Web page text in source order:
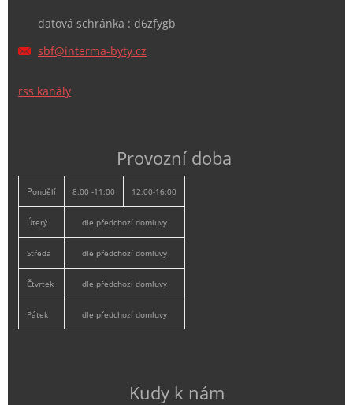
datová schránka : d6zfygb
sbf@interma-byty.cz
rss kanály
Provozní doba
Pondělí 8:00 -11:00 12:00-16:00
Úterý dle předchozí domluvy
Středa dle předchozí domluvy
Čtvrtek dle předchozí domluvy
Pátek dle předchozí domluvy
Kudy k nám